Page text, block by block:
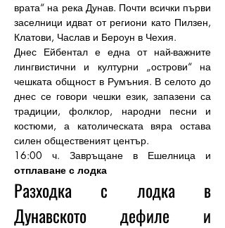
врата“ на река Дунав. Почти всички първи
заселници идват от региони като Пилзен,
Клатови, Часлав и Бероун в Чехия.
Днес Ейбентал е една от най-важните
лингвистични и културни „острови“ на
чешката общност в Румъния. В селото до
днес се говори чешки език, запазени са
традиции, фолклор, народни песни и
костюми, а католическата вяра остава
силен общественият център.
отплаване с лодка
Разходка с лодка в
Дунавското дефиле и